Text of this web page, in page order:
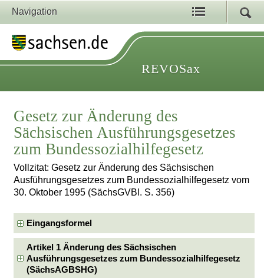
Navigation
REVOSax
Gesetz zur Änderung des
Sächsischen Ausführungsgesetzes
zum Bundessozialhilfegesetz
Vollzitat: Gesetz zur Änderung des Sächsischen
Ausführungsgesetzes zum Bundessozialhilfegesetz vom
30. Oktober 1995 (SächsGVBl. S. 356)
Eingangsformel
Artikel 1 Änderung des Sächsischen
Ausführungsgesetzes zum Bundessozialhilfegesetz
(SächsAGBSHG)